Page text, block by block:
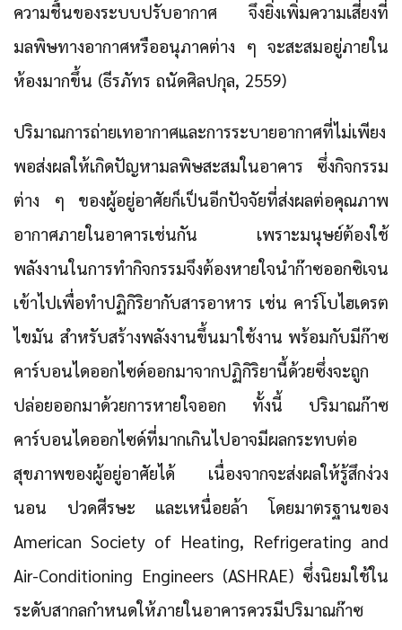
ความชื้นของระบบปรับอากาศ จึงยิ่งเพิ่มความเสี่ยงที่
มลพิษทางอากาศหรืออนุภาคต่าง ๆ จะสะสมอยู่ภายใน
ห้องมากขึ้น (ธีรภัทร ถนัดศิลปกุล, 2559)
ปริมาณการถ่ายเทอากาศและการระบายอากาศที่ไม่เพียง
พอส่งผลให้เกิดปัญหามลพิษสะสมในอาคาร ซึ่งกิจกรรม
ต่าง ๆ ของผู้อยู่อาศัยก็เป็นอีกปัจจัยที่ส่งผลต่อคุณภาพ
อากาศภายในอาคารเช่นกัน เพราะมนุษย์ต้องใช้
พลังงานในการทำกิจกรรมจึงต้องหายใจนำก๊าซออกซิเจน
เข้าไปเพื่อทำปฏิกิริยากับสารอาหาร เช่น คาร์โบไฮเดรต
ไขมัน สำหรับสร้างพลังงานขึ้นมาใช้งาน พร้อมกับมีก๊าซ
คาร์บอนไดออกไซด์ออกมาจากปฏิกิริยานี้ด้วยซึ่งจะถูก
ปล่อยออกมาด้วยการหายใจออก ทั้งนี้ ปริมาณก๊าซ
คาร์บอนไดออกไซด์ที่มากเกินไปอาจมีผลกระทบต่อ
สุขภาพของผู้อยู่อาศัยได้ เนื่องจากจะส่งผลให้รู้สึกง่วง
นอน ปวดศีรษะ และเหนื่อยล้า โดยมาตรฐานของ
American Society of Heating, Refrigerating and
Air-Conditioning Engineers (ASHRAE) ซึ่งนิยมใช้ใน
ระดับสากลกำหนดให้ภายในอาคารควรมีปริมาณก๊าซ